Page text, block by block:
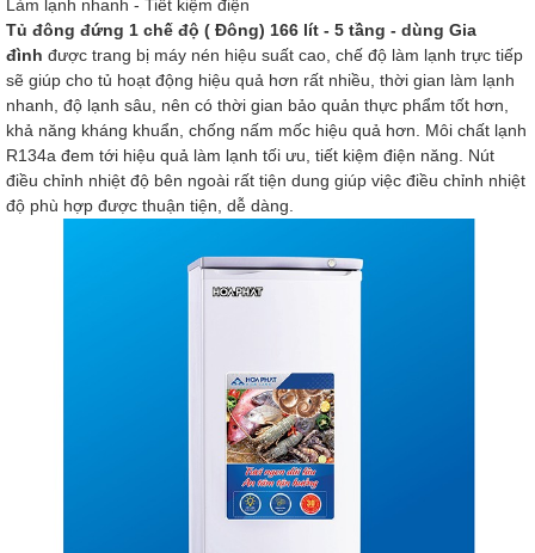
Làm lạnh nhanh - Tiết kiệm điện
Tủ đông đứng 1 chế độ ( Đông) 166 lít - 5 tầng - dùng Gia
đình được trang bị máy nén hiệu suất cao, chế độ làm lạnh trực tiếp
sẽ giúp cho tủ hoạt động hiệu quả hơn rất nhiều, thời gian làm lạnh
nhanh, độ lạnh sâu, nên có thời gian bảo quản thực phẩm tốt hơn,
khả năng kháng khuẩn, chống nấm mốc hiệu quả hơn. Môi chất lạnh
R134a đem tới hiệu quả làm lạnh tối ưu, tiết kiệm điện năng. Nút
điều chỉnh nhiệt độ bên ngoài rất tiện dung giúp việc điều chỉnh nhiệt
độ phù hợp được thuận tiện, dễ dàng.